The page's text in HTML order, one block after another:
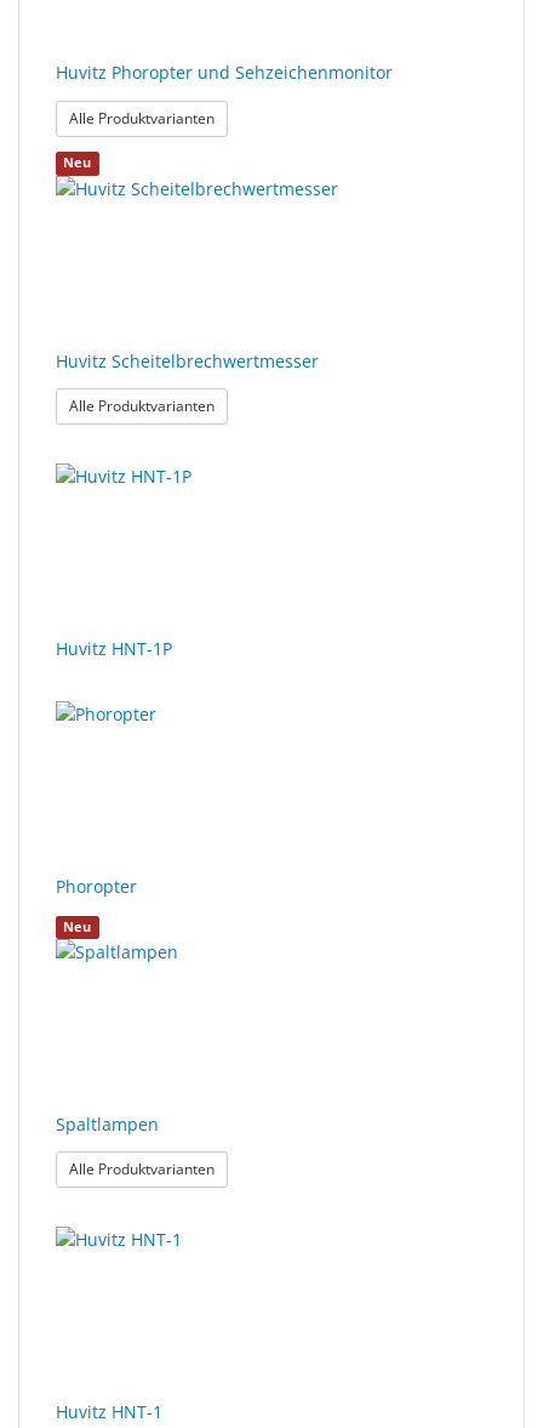
Huvitz Phoropter und Sehzeichenmonitor
Alle Produktvarianten: Huvitz Phoropter und Sehzeichenmonitor
Neu
Huvitz Scheitelbrechwertmesser
Alle Produktvarianten: Huvitz Scheitelbrechwertmesser
Huvitz HNT-1P
Phoropter
Neu
Spaltlampen
Alle Produktvarianten: Spaltlampen
Huvitz HNT-1